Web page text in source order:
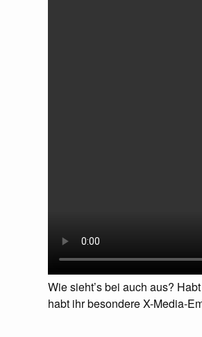
Wie sieht’s bei auch aus?
habt ihr besondere X-Media-